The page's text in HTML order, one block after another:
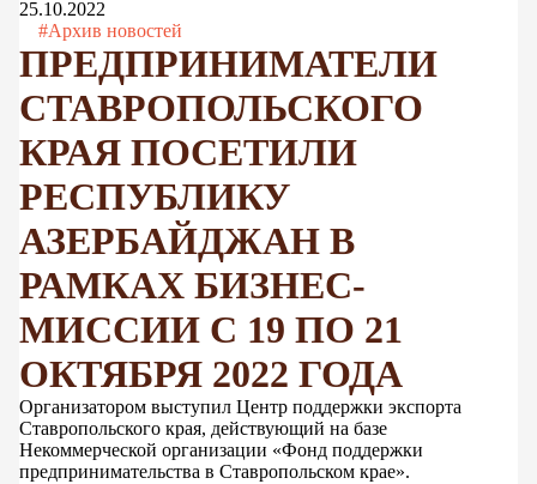
25.10.2022
#Архив новостей
ПРЕДПРИНИМАТЕЛИ
СТАВРОПОЛЬСКОГО
КРАЯ ПОСЕТИЛИ
РЕСПУБЛИКУ
АЗЕРБАЙДЖАН В
РАМКАХ БИЗНЕС-
МИССИИ С 19 ПО 21
ОКТЯБРЯ 2022 ГОДА
Организатором выступил Центр поддержки экспорта
Ставропольского края, действующий на базе
Некоммерческой организации «Фонд поддержки
предпринимательства в Ставропольском крае».